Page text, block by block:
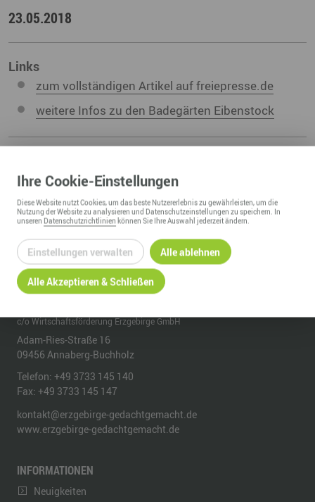
23.05.2018
Links
zum vollständigen Artikel auf freiepresse.de
weitere Infos zu den Badegärten Eibenstock
ZURÜCK ZUR ÜBERSICHT
c/o Wirtschaftsförderung Erzgebirge GmbH
Adam-Ries-Straße 16
09456 Annaberg-Buchholz
Telefon: +49 3733 145 140
Fax: +49 3733 145 147
kontakt@erzgebirge-gedachtgemacht.de
www.erzgebirge-gedachtgemacht.de
INFORMATIONEN
Neuigkeiten
Ihre Cookie-Einstellungen
DieseWebsitenutzt Cookies, um das beste Nutzererlebnis zu gewährleisten, um die
Nutzung derWebsitezu analysieren und Datenschutzeinstellungen zu speichern. In
unseren Datenschutzrichtlinien können Sie Ihre Auswahl jederzeit ändern.
Einstellungen verwalten Alle ablehnen
Alle Akzeptieren & Schließen